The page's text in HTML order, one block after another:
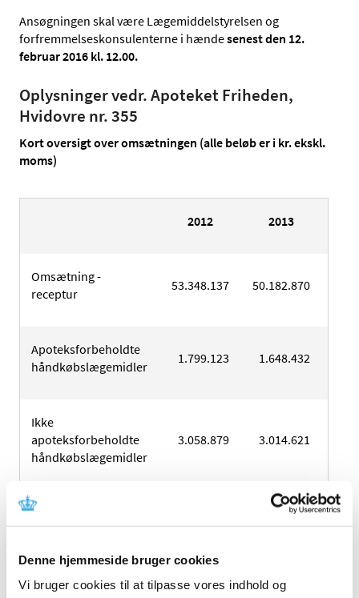
Denne hjemmeside bruger cookies
Vi bruger cookies til at tilpasse vores indhold og
Ansøgningen skal være Lægemiddelstyrelsen og
forfremmelseskonsulenterne i hændesenest den 12.
februar 2016 kl. 12.00.
Oplysninger vedr. Apoteket Friheden,
Hvidovre nr. 355
Kort oversigt over omsætningen (alle beløb er i kr. ekskl.
moms)
2012 2013
Omsætning -
receptur
53.348.137 50.182.870
Apoteksforbeholdte
håndkøbslægemidler
1.799.123 1.648.432
Ikke
apoteksforbeholdte
håndkøbslægemidler
3.058.879 3.014.621
Frihandelsvarer 6.523.022
Andre
driftsindtægter